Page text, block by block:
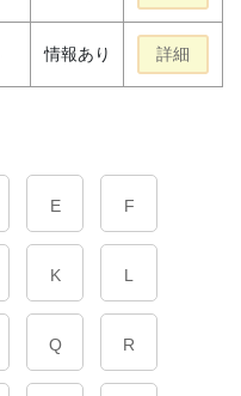
情報あり 詳細
E F
K L
Q R